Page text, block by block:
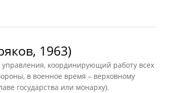
1963)
координирующий работу всех
в военное время – верховному
государства или монарху).